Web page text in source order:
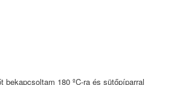
bekapcsoltam 180 ºC-ra és sütőpíparral